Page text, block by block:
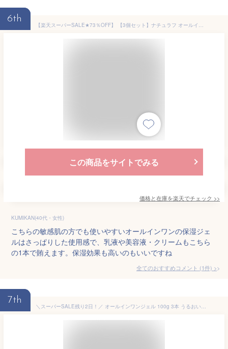
6th
【楽天スーパーSALE★73％OFF】 【3個セット】ナチュラフ オールインワンジェル ボタニカル 200g オールインワンゲル 敏感肌 メンズ 大容量 BOTANICAL 保湿ジェル 身体 日本製 乾燥肌 福袋 コスメ プレゼント ギフト スキンケア さっぱり 低刺激 送料無料
この商品をサイトでみる
価格と在庫を楽天でチェック >>
KUMIKAN(40代・女性)
こちらの敏感肌の方でも使いやすいオールインワンの保湿ジェ
ルはさっぱりした使用感で、乳液や美容液・クリームもこちら
の1本で賄えます。保湿効果も高いのもいいですね
全てのおすすめコメント (1件) >
7th
＼スーパーSALE残り2日！／ オールインワンジェル 100g 3本 うるおいきらら 美容液 ジェル オールインワン美容液 乳液 保湿ジェル 保湿クリーム ポンプ式 エイジング 乾燥肌 敏感肌 ゆらぎ肌 保湿 うるおい ツヤ キメ ハリ 女性 大容量 40代 50代 60代 70代 送料無料